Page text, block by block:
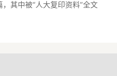
其中被“人大复印资料”全文